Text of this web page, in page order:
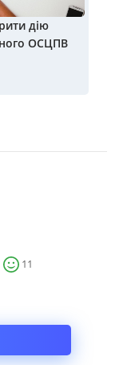
дію
ОСЦПВ
11